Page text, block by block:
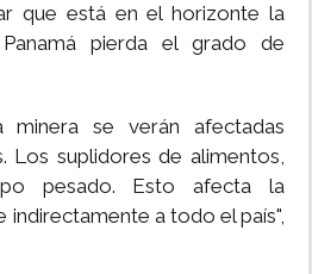
que está en el horizonte la
pierda el grado de
se verán afectadas
Los suplidores de alimentos,
pesado. Esto afecta la
indirectamente a todo el país",